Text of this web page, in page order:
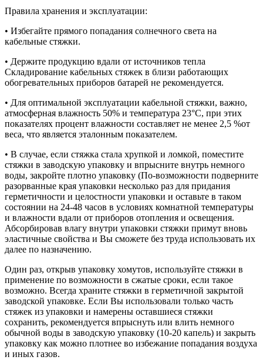
Правила хранения и эксплуатации:
• Избегайте прямого попадания солнечного света на
кабельные стяжки.
• Держите продукцию вдали от источников тепла
Складирование кабельных стяжек в близи работающих
обогревательных приборов батарей не рекомендуется.
• Для оптимальной эксплуатации кабельной стяжки, важно,
атмосферная влажность 50% и температура 23°С, при этих
показателях процент влажности составляет не менее 2,5 %от
веса, что является эталонным показателем.
• В случае, если стяжка стала хрупкой и ломкой, поместите
стяжки в заводскую упаковку и впрысните внутрь немного
воды, закройте плотно упаковку (По-возможности подверните
разорванные края упаковки несколько раз для придания
герметичности и целостности упаковки и оставьте в таком
состоянии на 24-48 часов в условиях комнатной температуры
и влажности вдали от приборов отопления и освещения.
Абсорбировав влагу внутри упаковки стяжки примут вновь
эластичные свойства и Вы сможете без труда использовать их
далее по назначению.
Один раз, открыв упаковку хомутов, используйте стяжки в
применение по возможности в сжатые сроки, если такое
возможно. Всегда храните стяжки в герметичной закрытой
заводской упаковке. Если Вы использовали только часть
стяжек из упаковки и намерены оставшиеся стяжки
сохранить, рекомендуется впрыснуть или влить немного
обычной воды в заводскую упаковку (10-20 капель) и закрыть
упаковку как можно плотнее во избежание попадания воздуха
и иных газов.